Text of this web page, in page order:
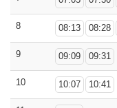
8 08:13 08:28
9 09:09 09:31
10 10:07 10:41